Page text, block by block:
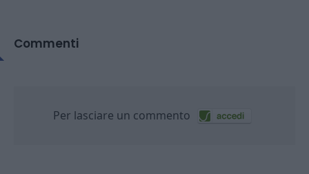
Commenti